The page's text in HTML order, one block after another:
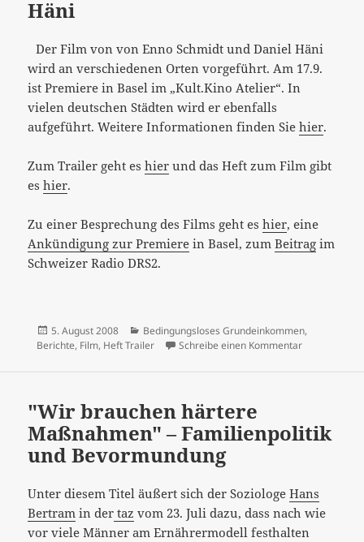
Häni
Der Film von von Enno Schmidt und Daniel Häni
wird an verschiedenen Orten vorgeführt. Am 17.9.
ist Premiere in Basel im „Kult.Kino Atelier“. In
vielen deutschen Städten wird er ebenfalls
aufgeführt. Weitere Informationen finden Siehier.
Zum Trailer geht eshier und das Heft zum Film gibt
eshier.
Zu einer Besprechung des Films geht eshier, eine
Ankündigung zur Premiere in Basel, zumBeitrag im
Schweizer Radio DRS2.
Veröffentlicht
am
5. August 2008 Kategorien
Bedingungsloses Grundeinkommen,
Berichte, Film, Heft Trailer Schreibe einen Kommentarzu
"Wir brauchen härtere
Maßnahmen" – Familienpolitik
und Bevormundung
Unter diesem Titel äußert sich der SoziologeHans
Bertram in der taz vom 23. Juli dazu, dass nach wie
vor viele Männer am Ernährermodell festhalten